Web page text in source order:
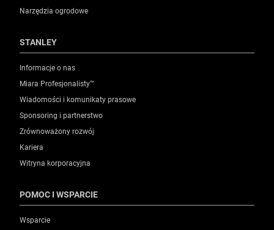
Narzędzia ogrodowe
STANLEY
Informacje o nas
Miara Profesjonalisty™
Wiadomości i komunikaty prasowe
Sponsoring i partnerstwo
Zrównoważony rozwój
Kariera
Witryna korporacyjna
POMOC I WSPARCIE
Wsparcie